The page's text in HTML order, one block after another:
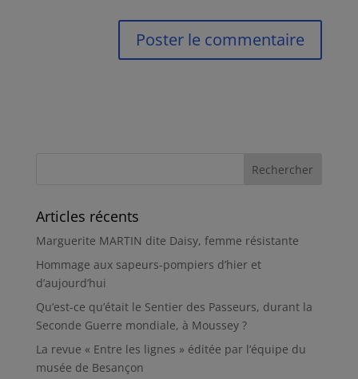
Articles récents
Marguerite MARTIN dite Daisy, femme résistante
Hommage aux sapeurs-pompiers d’hier et
d’aujourd’hui
Qu’est-ce qu’était le Sentier des Passeurs, durant la
Seconde Guerre mondiale, à Moussey ?
La revue « Entre les lignes » éditée par l’équipe du
musée de Besançon